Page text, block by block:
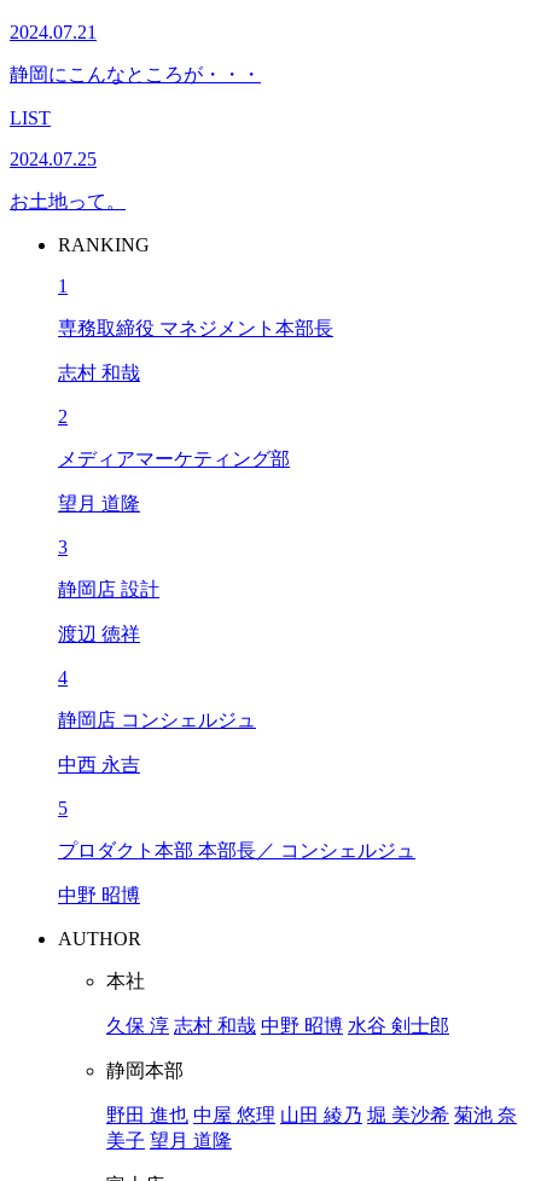
2024.07.21
静岡にこんなところが・・・
LIST
2024.07.25
お土地って。
RANKING
1
専務取締役 マネジメント本部長
志村 和哉
2
メディアマーケティング部
望月 道隆
3
静岡店 設計
渡辺 徳祥
4
静岡店 コンシェルジュ
中西 永吉
5
プロダクト本部 本部長／ コンシェルジュ
中野 昭博
AUTHOR
本社
久保 淳 志村 和哉 中野 昭博 水谷 剣士郎
静岡本部
野田 進也 中屋 悠理 山田 綾乃 堀 美沙希 菊池 奈
美子 望月 道隆